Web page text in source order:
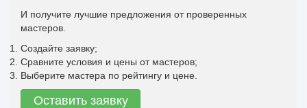
И получите лучшие предложения от проверенных
мастеров.
Создайте заявку;
Сравните условия и цены от мастеров;
Выберите мастера по рейтингу и цене.
Оставить заявку